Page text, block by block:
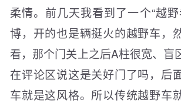
柔情。前几天我看到了一个“越
博，开的也是辆挺火的越野车，
看，那个门关上之后A柱很宽、盲
在评论区说这是关好门了吗，后
车就是这风格。所以传统越野车